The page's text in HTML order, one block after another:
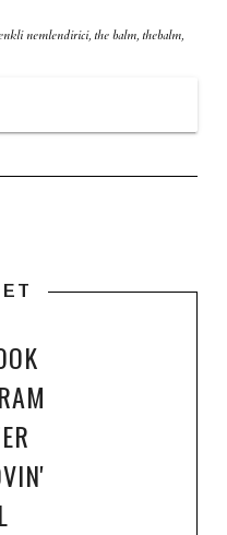
nemlendirici,the balm,thebalm,